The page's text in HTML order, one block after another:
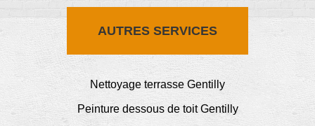
AUTRES SERVICES
Nettoyage terrasse Gentilly
Peinture dessous de toit Gentilly